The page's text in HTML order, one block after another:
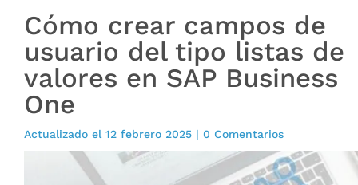
Cómo crear campos de
usuario del tipo listas de
valores en SAP Business
One
Actualizado el 12 febrero 2025 | 0 Comentarios